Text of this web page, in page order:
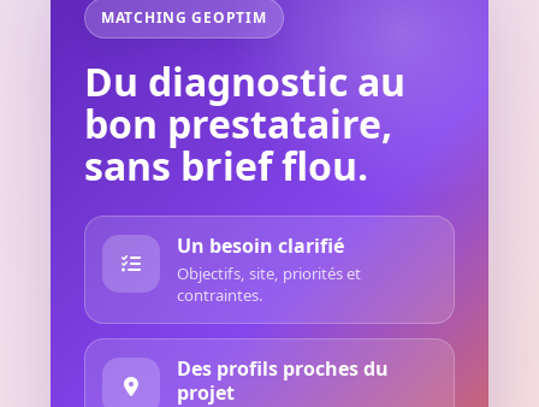
MATCHING GEOPTIM
Du diagnostic au
bon prestataire,
sans brief flou.
Un besoin clarifié
Objectifs, site, priorités et
contraintes.
Des profils proches du
projet